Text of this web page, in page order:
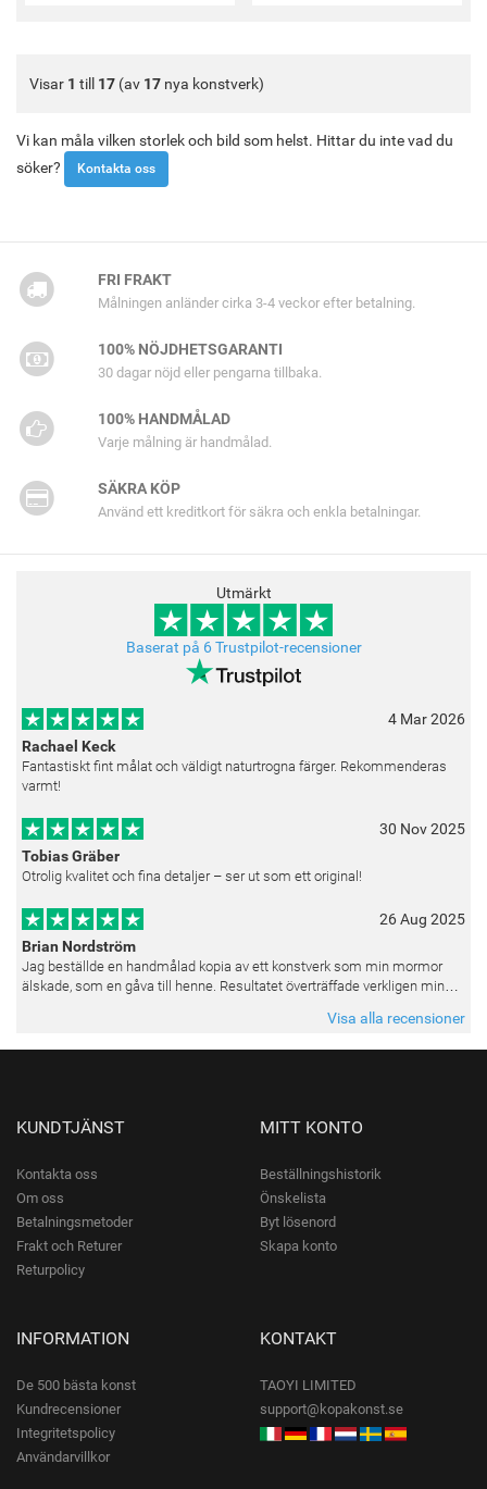
Visar 1 till 17 (av 17 nya konstverk)
Vi kan måla vilken storlek och bild som helst. Hittar du inte vad du
söker?
Kontakta oss
FRI FRAKT
Målningen anländer cirka 3-4 veckor efter betalning.
100% NÖJDHETSGARANTI
30 dagar nöjd eller pengarna tillbaka.
100% HANDMÅLAD
Varje målning är handmålad.
SÄKRA KÖP
Använd ett kreditkort för säkra och enkla betalningar.
Utmärkt
Baserat på 6 Trustpilot-recensioner
4 Mar 2026
Rachael Keck
Fantastiskt fint målat och väldigt naturtrogna färger. Rekommenderas
varmt!
30 Nov 2025
Tobias Gräber
Otrolig kvalitet och fina detaljer – ser ut som ett original!
26 Aug 2025
Brian Nordström
Jag beställde en handmålad kopia av ett konstverk som min mormor
älskade, som en gåva till henne. Resultatet överträffade verkligen mina
Visa alla recensioner
KUNDTJÄNST
Kontakta oss
Om oss
Betalningsmetoder
Frakt och Returer
Returpolicy
MITT KONTO
Beställningshistorik
Önskelista
Byt lösenord
Skapa konto
INFORMATION
De 500 bästa konst
Kundrecensioner
Integritetspolicy
Användarvillkor
KONTAKT
TAOYI LIMITED
support@kopakonst.se